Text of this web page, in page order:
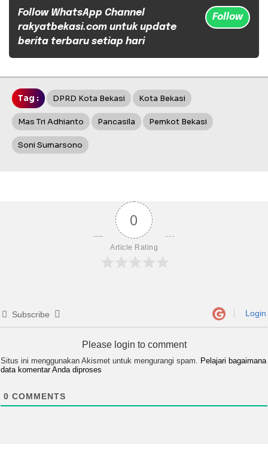
Follow WhatsApp Channel
rakyatbekasi.com untuk update
berita terbaru setiap hari
Follow
Tag : DPRD Kota Bekasi Kota Bekasi
Mas Tri Adhianto Pancasila Pemkot Bekasi
Soni Sumarsono
0
Article Rating
Subscribe Login
Please login to comment
Situs ini menggunakan Akismet untuk mengurangi spam. Pelajari bagaimana
data komentar Anda diproses
0 COMMENTS